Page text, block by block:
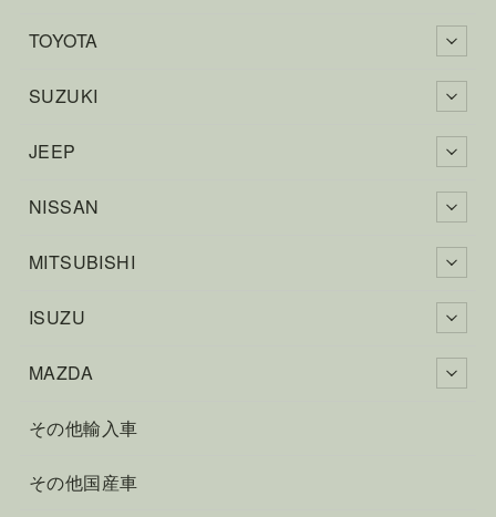
TOYOTA
SUZUKI
JEEP
NISSAN
MITSUBISHI
ISUZU
MAZDA
その他輸入車
その他国産車